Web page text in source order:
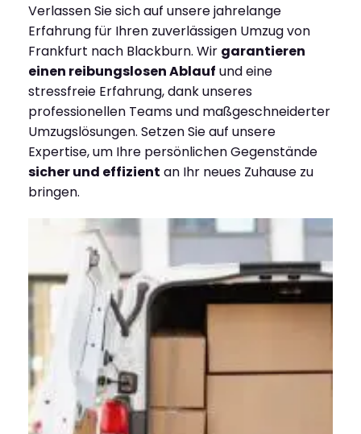
Verlassen Sie sich auf unsere jahrelange
Erfahrung für Ihren zuverlässigen Umzug von
Frankfurt nach Blackburn. Wir garantieren
einen reibungslosen Ablauf und eine
stressfreie Erfahrung, dank unseres
professionellen Teams und maßgeschneiderter
Umzugslösungen. Setzen Sie auf unsere
Expertise, um Ihre persönlichen Gegenstände
sicher und effizient an Ihr neues Zuhause zu
bringen.